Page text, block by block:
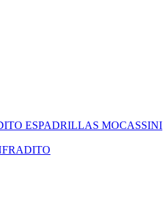
ESPADRILLAS MOCASSINI